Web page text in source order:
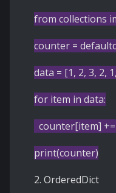
from collections
counter =
data = [1, 2, 3, 2,
for item in data:
counter[item] +=
print(counter)
2. OrderedDict